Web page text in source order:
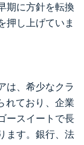
期に方針を転換
押し上げていま
は、希少なクラ
れており、企業
ースイートで長
ます。銀行、法